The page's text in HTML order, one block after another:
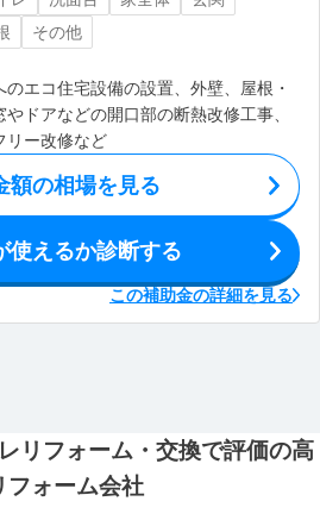
その他
エコ住宅設備の設置、外壁、屋根・
ドアなどの開口部の断熱改修工事、
リー改修など
額の相場を見る
使えるか診断する
この補助金の詳細を見る
リフォーム・交換で評価の高
フォーム会社